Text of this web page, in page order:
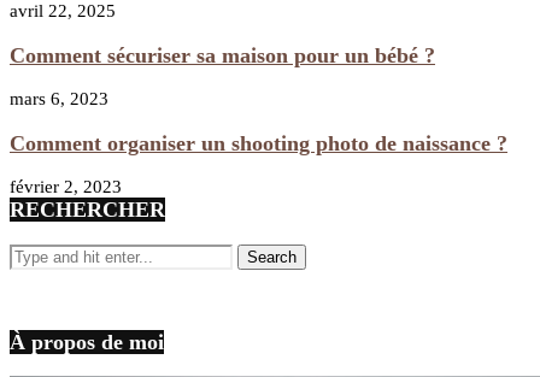
avril 22, 2025
Comment sécuriser sa maison pour un bébé ?
mars 6, 2023
Comment organiser un shooting photo de naissance ?
février 2, 2023
RECHERCHER
À propos de moi